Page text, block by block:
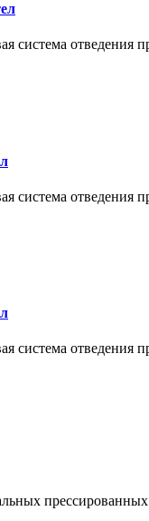
система отведения
система отведения
система отведения
прессированных